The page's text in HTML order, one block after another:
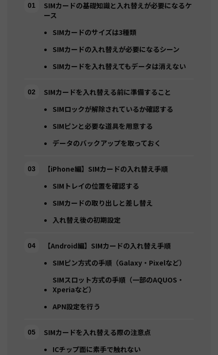
SIMカードの基礎知識と入れ替えが必要になるケ
ース
SIMカードのサイズは3種類
SIMカードの入れ替えが必要になるシーン
SIMカードを入れ替えてもデータは消えない
SIMカードを入れ替える前に準備すること
SIMロックが解除されているか確認する
SIMピンと必要な道具を用意する
データのバックアップを取っておく
【iPhone編】SIMカードの入れ替え手順
SIMトレイの位置を確認する
SIMカードの取り出しと差し替え
入れ替え後の初期設定
【Android編】SIMカードの入れ替え手順
SIMピン方式の手順（Galaxy・Pixelなど）
SIMスロット方式の手順（一部のAQUOS・
Xperiaなど）
APN設定を行う
SIMカードを入れ替える際の注意点
ICチップ面に素手で触れない